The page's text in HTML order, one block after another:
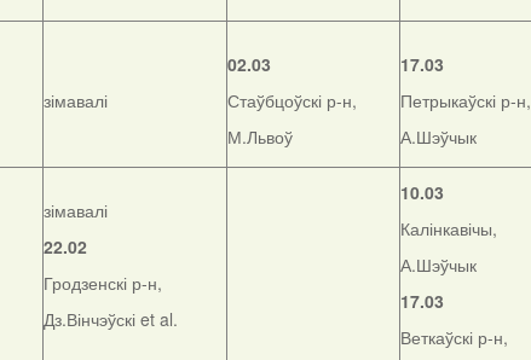
зімавалі
02.03
Стаўбцоўскі р-н,
М.Львоў
17.03
Петрыкаўскі р-н,
А.Шэўчык
зімавалі
22.02
Гродзенскі р-н,
Дз.Вінчэўскі et al.
10.03
Калінкавічы,
А.Шэўчык
17.03
Веткаўскі р-н,